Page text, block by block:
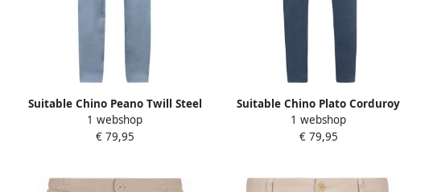
Suitable Chino Peano Twill Steel
Blue
1 webshop
€ 79,95
Suitable Chino Plato Corduroy
Blauw
1 webshop
€ 79,95